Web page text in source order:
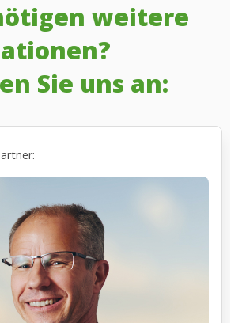
weitere
Sie uns an: